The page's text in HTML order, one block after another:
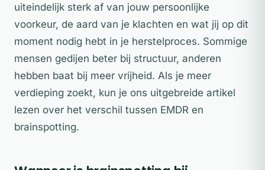
uiteindelijk sterk af van jouw persoonlijke
voorkeur, de aard van je klachten en wat jij op dit
moment nodig hebt in je herstelproces. Sommige
mensen gedijen beter bij structuur, anderen
hebben baat bij meer vrijheid. Als je meer
verdieping zoekt, kun je ons uitgebreide artikel
lezen over het verschil tussen EMDR en
brainspotting.